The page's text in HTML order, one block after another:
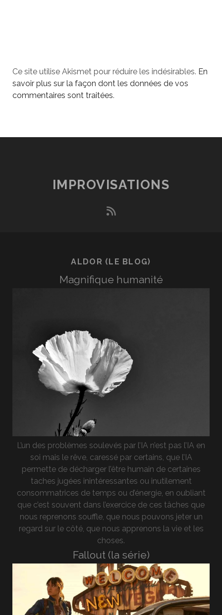
Ce site utilise Akismet pour réduire les indésirables. En
savoir plus sur la façon dont les données de vos
commentaires sont traitées.
IMPROVISATIONS
rss
ALDOR (LE BLOG)
Magnifique humanité
L’un des problèmes soulevés par l’IA n’est pas l’IA en
soi mais le rêve, caressé par certains, que l’IA
permette de décharger l’être humain de certaines
taches jugées inintéressantes ou inutilement
consommatrices de temps ou d’énergie, en oubliant
que c’est souvent dans l’exercice de ces tâches que
nous reprenons souffle, que nous pouvons jeter un
regard sur le côté, que nous apprenons la vie et les
choses.
Fallout (la série)